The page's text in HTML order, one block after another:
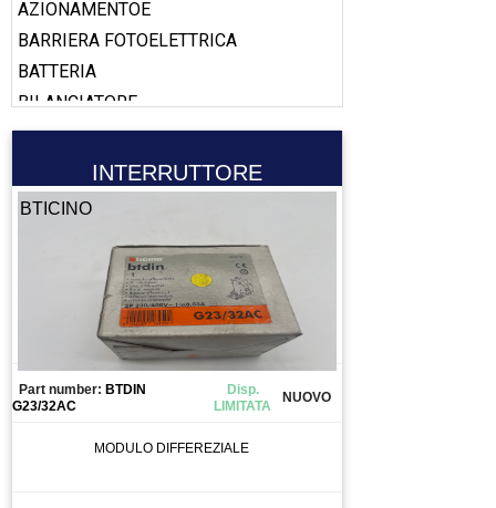
AZIONAMENTOE
BARRIERA FOTOELETTRICA
BATTERIA
BILANCIATORE
BOBINA
BOOSTER
CABLAGGIO
CANALIZZAZIONE
CAPICORDA
CARICA BATTERIA
CASSETTO DI SALDATURA
INTERRUTTORE
BTICINO
Part number: BTDIN
G23/32AC
Disp.
LIMITATA
NUOVO
MODULO DIFFEREZIALE